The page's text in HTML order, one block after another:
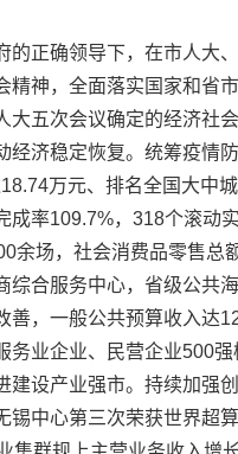
正确领导下，在市人大、
精神，全面落实国家和省
大五次会议确定的经济社
济稳定恢复。统筹疫情防
万元、排名全国大中
成率109.7%，318个滚动
余场，社会消费品零售总
综合服务中心，省级公共
善，一般公共预算收入达
务业企业、民营企业500强
产业强市。持续加强创
锡中心第三次荣获世界超